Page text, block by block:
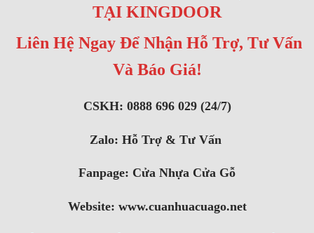
TẠI KINGDOOR
Liên Hệ Ngay Để Nhận Hỗ Trợ, Tư Vấn
Và Báo Giá!
CSKH: 0888 696 029 (24/7)
Zalo: Hỗ Trợ & Tư Vấn
Fanpage: Cửa Nhựa Cửa Gỗ
Website: www.cuanhuacuago.net